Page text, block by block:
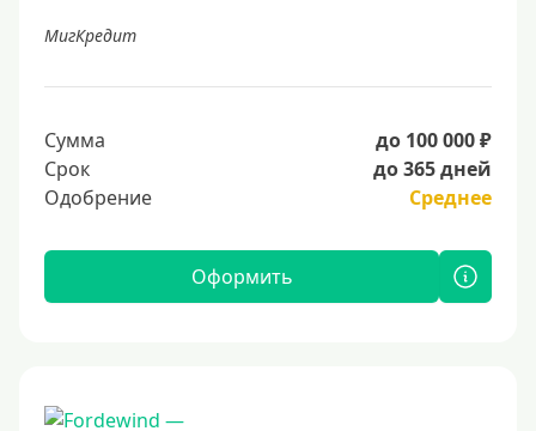
МигКредит
Сумма
до 100 000 ₽
Срок
до 365 дней
Одобрение
Среднее
Оформить